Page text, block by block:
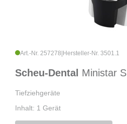
Art.-Nr. 257278 Hersteller-Nr. 3501.1
Scheu-Dental Ministar S
Tiefziehgeräte
Inhalt: 1 Gerät